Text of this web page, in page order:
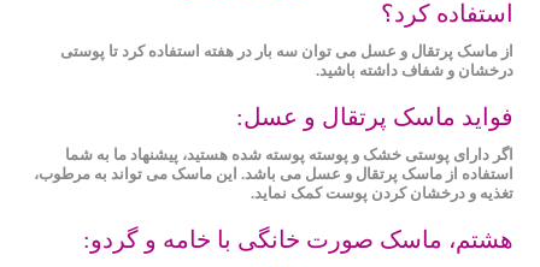
استفاده کرد؟
از ماسک پرتقال و عسل می توان سه بار در هفته استفاده کرد تا پوستی
درخشان و شفاف داشته باشید.
فواید ماسک پرتقال و عسل:
اگر دارای پوستی خشک و پوسته ‌پوسته شده هستید، پیشنهاد ما به شما
استفاده از ماسک پرتقال و عسل می باشد. این ماسک می تواند به مرطوب،
تغذیه و درخشان کردن پوست کمک نماید.
هشتم، ماسک صورت خانگی با خامه و گردو: